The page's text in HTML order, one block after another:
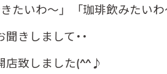
たいわ～」
「珈琲飲みたいわ
きしまして・・
店致しました(^^♪